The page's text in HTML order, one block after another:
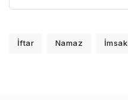
İftar Namaz İmsak